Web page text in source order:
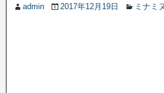
admin 2017年12月19日 ミナミ